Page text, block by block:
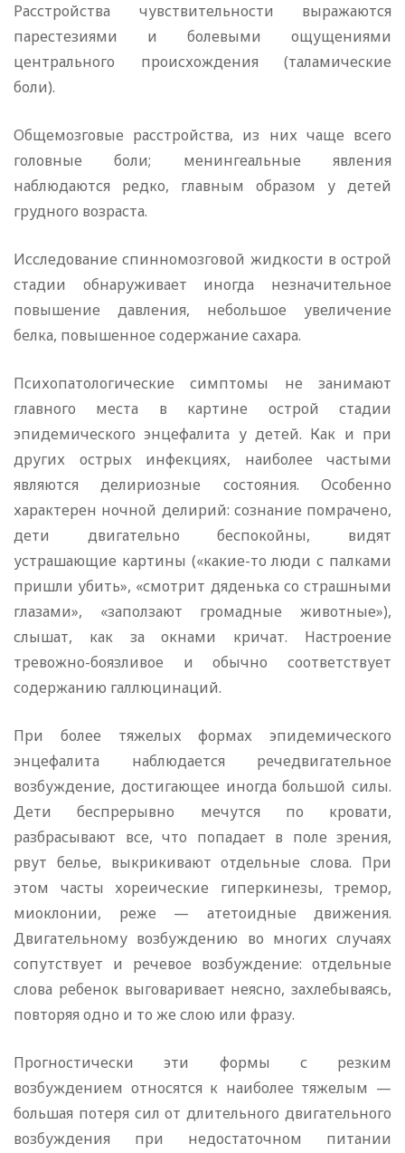
Расстройства чувствительности выражаются
парестезиями и болевыми ощущениями
центрального происхождения (таламические
боли).
Общемозговые расстройства, из них чаще всего
головные боли; менингеальные явления
наблюдаются редко, главным образом у детей
грудного возраста.
Исследование спинномозговой жидкости в острой
стадии обнаруживает иногда незначительное
повышение давления, небольшое увеличение
белка, повышенное содержание сахара.
Психопатологические симптомы не занимают
главного места в картине острой стадии
эпидемического энцефалита у детей. Как и при
других острых инфекциях, наиболее частыми
являются делириозные состояния. Особенно
характерен ночной делирий: сознание помрачено,
дети двигательно беспокойны, видят
устрашающие картины («какие-то люди с палками
пришли убить», «смотрит дяденька со страшными
глазами», «заползают громадные животные»),
слышат, как за окнами кричат. Настроение
тревожно-боязливое и обычно соответствует
содержанию галлюцинаций.
При более тяжелых формах эпидемического
энцефалита наблюдается речедвигательное
возбуждение, достигающее иногда большой силы.
Дети беспрерывно мечутся по кровати,
разбрасывают все, что попадает в поле зрения,
рвут белье, выкрикивают отдельные слова. При
этом часты хореические гиперкинезы, тремор,
миоклонии, реже — атетоидные движения.
Двигательному возбуждению во многих случаях
сопутствует и речевое возбуждение: отдельные
слова ребенок выговаривает неясно, захлебываясь,
повторяя одно и то же слою или фразу.
Прогностически эти формы с резким
возбуждением относятся к наиболее тяжелым —
большая потеря сил от длительного двигательного
возбуждения при недостаточном питании